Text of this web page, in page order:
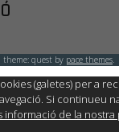
theme: quest by pace themes.
(galetes) per a
Si continueu
informació de la